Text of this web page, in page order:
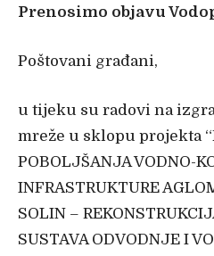
Prenosimo objavu
Poštovani građani,
u tijeku su radovi na
mreže u sklopu projekta
POBOLJŠANJA VODNO-
INFRASTRUKTURE
SOLIN –
SUSTAVA ODVODNJE I